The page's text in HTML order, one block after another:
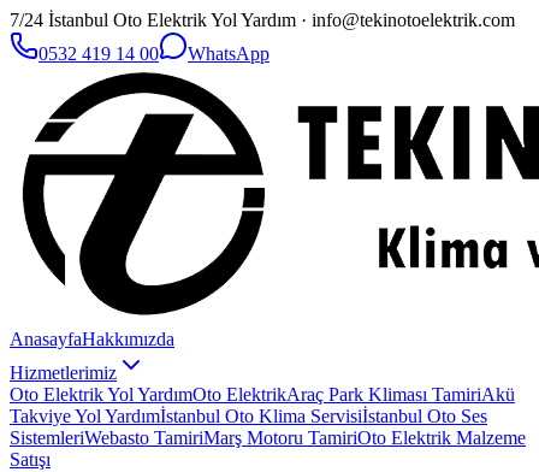
7/24 İstanbul Oto Elektrik Yol Yardım · info@tekinotoelektrik.com
0532 419 14 00
WhatsApp
AnasayfaHakkımızda
Hizmetlerimiz
Oto Elektrik Yol YardımOto ElektrikAraç Park Kliması TamiriAkü
Takviye Yol Yardımİstanbul Oto Klima Servisiİstanbul Oto Ses
SistemleriWebasto TamiriMarş Motoru TamiriOto Elektrik Malzeme
Satışı